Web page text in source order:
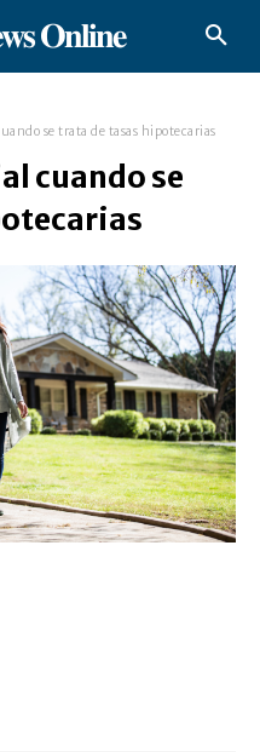
𝐎𝐧𝐥𝐢𝐧𝐞
se trata de tasas hipotecarias
cuando se